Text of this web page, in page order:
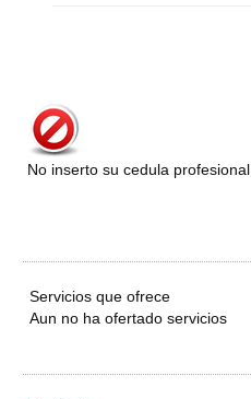
No inserto su cedula profesional
Servicios que ofrece
Aun no ha ofertado servicios